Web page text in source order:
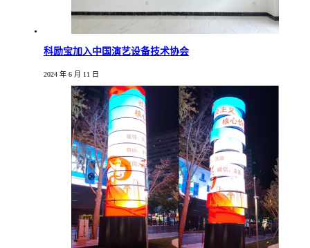
科励宝加入中国演艺设备技术协会
2024 年 6 月 11 日